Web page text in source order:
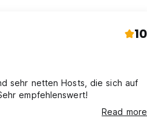
10
sehr netten Hosts, die sich auf
empfehlenswert!
Read more